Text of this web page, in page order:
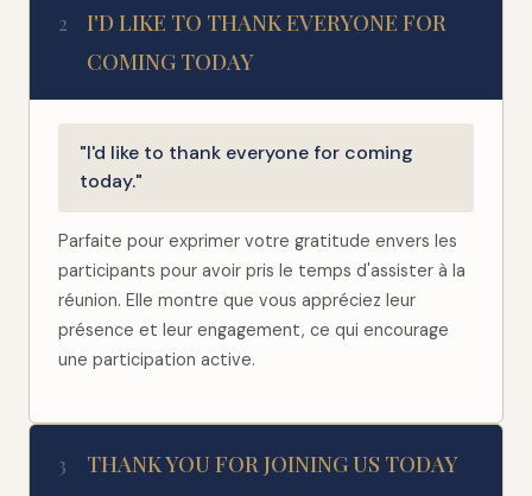
2
I'D LIKE TO THANK EVERYONE FOR
COMING TODAY
"I'd like to thank everyone for coming
today."
Parfaite pour exprimer votre gratitude envers les
participants pour avoir pris le temps d'assister à la
réunion. Elle montre que vous appréciez leur
présence et leur engagement, ce qui encourage
une participation active.
3 THANK YOU FOR JOINING US TODAY